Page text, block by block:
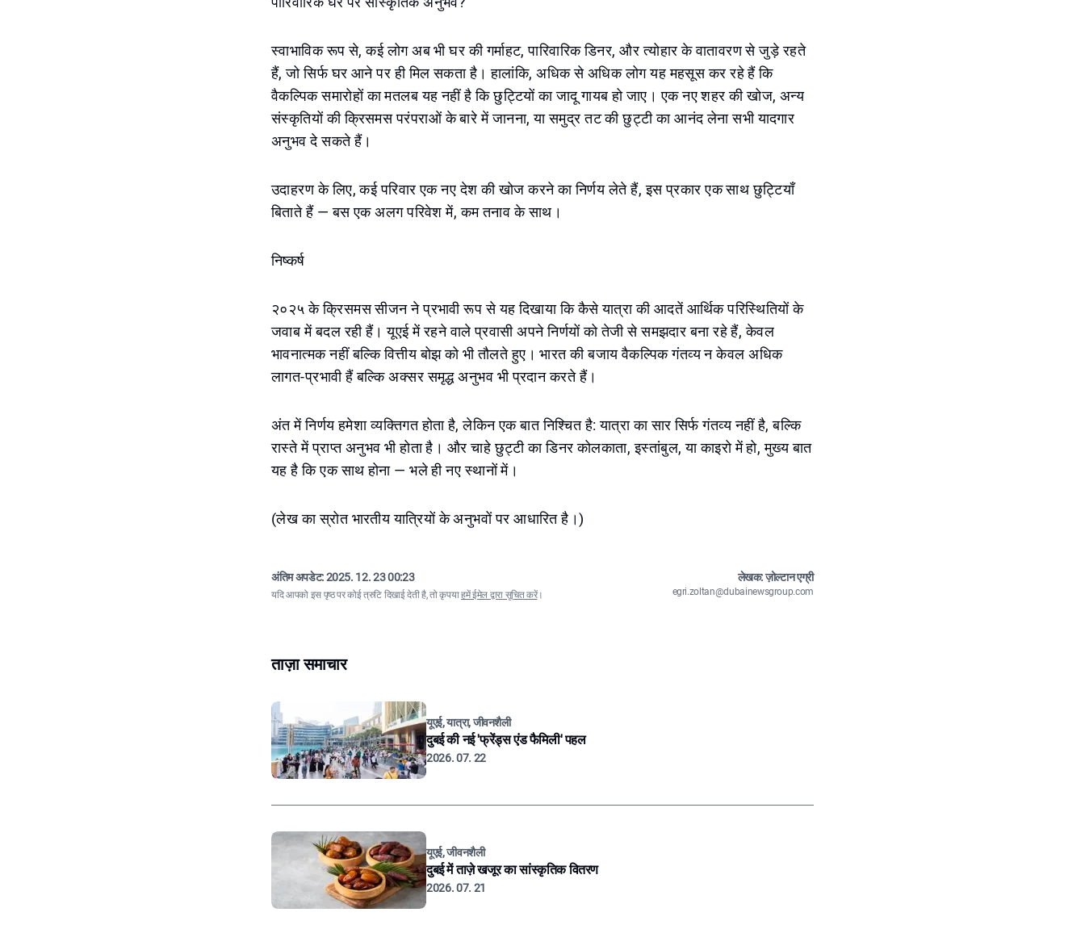
स्वाभाविक रूप से, कई लोग अब भी घर की गर्माहट, पारिवारिक डिनर, और त्योहार के वातावरण से जुड़े रहते
हैं, जो सिर्फ घर आने पर ही मिल सकता है। हालांकि, अधिक से अधिक लोग यह महसूस कर रहे हैं कि
वैकल्पिक समारोहों का मतलब यह नहीं है कि छुट्टियों का जादू गायब हो जाए। एक नए शहर की खोज, अन्य
संस्कृतियों की क्रिसमस परंपराओं के बारे में जानना, या समुद्र तट की छुट्टी का आनंद लेना सभी यादगार
अनुभव दे सकते हैं।
उदाहरण के लिए, कई परिवार एक नए देश की खोज करने का निर्णय लेते हैं, इस प्रकार एक साथ छुट्टियाँ
बिताते हैं — बस एक अलग परिवेश में, कम तनाव के साथ।
निष्कर्ष
२०२५ के क्रिसमस सीजन ने प्रभावी रूप से यह दिखाया कि कैसे यात्रा की आदतें आर्थिक परिस्थितियों के
जवाब में बदल रही हैं। यूएई में रहने वाले प्रवासी अपने निर्णयों को तेजी से समझदार बना रहे हैं, केवल
भावनात्मक नहीं बल्कि वित्तीय बोझ को भी तौलते हुए। भारत की बजाय वैकल्पिक गंतव्य न केवल अधिक
लागत-प्रभावी हैं बल्कि अक्सर समृद्ध अनुभव भी प्रदान करते हैं।
अंत में निर्णय हमेशा व्यक्तिगत होता है, लेकिन एक बात निश्चित है: यात्रा का सार सिर्फ गंतव्य नहीं है, बल्कि
रास्ते में प्राप्त अनुभव भी होता है। और चाहे छुट्टी का डिनर कोलकाता, इस्तांबुल, या काइरो में हो, मुख्य बात
यह है कि एक साथ होना — भले ही नए स्थानों में।
(लेख का स्रोत भारतीय यात्रियों के अनुभवों पर आधारित है।)
अंतिम अपडेट:2025. 12. 23 00:23
यदि आपको इस पृष्ठ पर कोई त्रुटि दिखाई देती है, तो कृपयाहमें ईमेल द्वारा सूचित करें।
लेखक: ज़ोल्टान एग्री
egri.zoltan@dubainewsgroup.com
ताज़ा समाचार
यूएई, यात्रा, जीवनशैली
दुबई की नई 'फ्रेंड्स एंड फैमिली' पहल
2026. 07. 22
यूएई, जीवनशैली
दुबई में ताज़े खजूर का सांस्कृतिक वितरण
2026. 07. 21